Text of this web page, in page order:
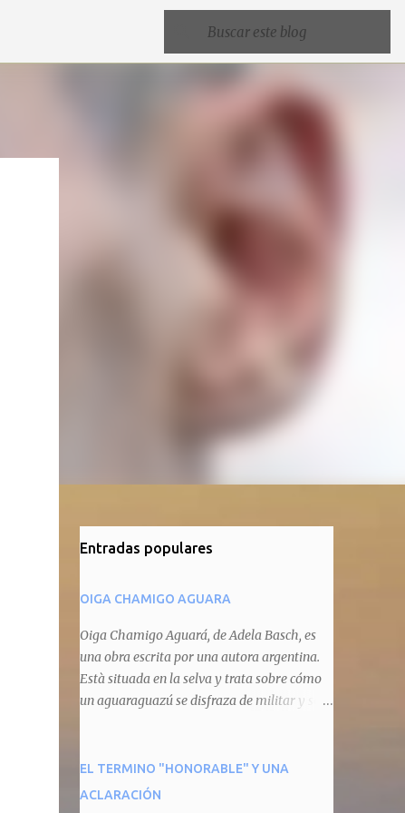
Entradas populares
OIGA CHAMIGO AGUARA
Oiga Chamigo Aguará, de Adela Basch, es
una obra escrita por una autora argentina.
Està situada en la selva y trata sobre cómo
un aguaraguazú se disfraza de militar y se
animal que pretenda circular por ahí. En
primera instancia aparece Teteu, el tero,
EL TERMINO "HONORABLE" Y UNA
ACLARACIÓN